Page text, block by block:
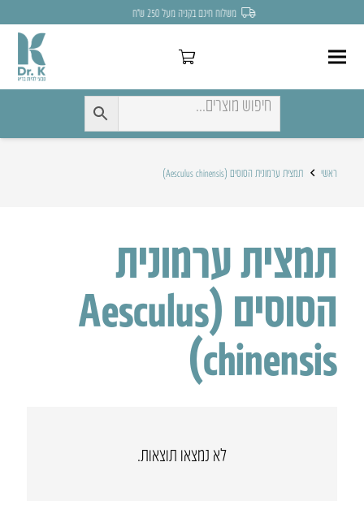
משלוח חינם בקניה מעל 250 ש״ח
ראשי תמצית ערמונית הסוסים (Aesculus chinensis)
תמצית ערמונית
הסוסים (Aesculus
chinensis)
לא נמצאו תוצאות.